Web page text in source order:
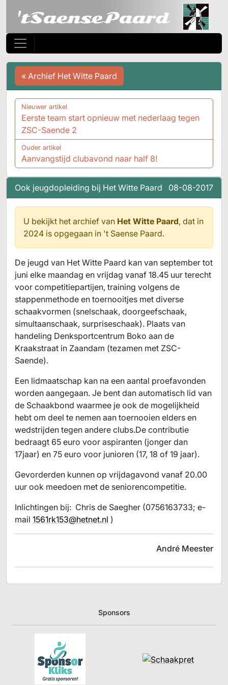
Ook jeugdopleiding bij Het Witte Paard 08-08-2017
U bekijkt het archief van Het Witte Paard, dat in
2024 is opgegaan in 't Saense Paard.
De jeugd van Het Witte Paard kan van september tot
juni elke maandag en vrijdag vanaf 18.45 uur terecht
voor competitiepartijen, training volgens de
stappenmethode en toernooitjes met diverse
schaakvormen (snelschaak, doorgeefschaak,
simultaanschaak, surpriseschaak). Plaats van
handeling Denksportcentrum Boko aan de
Kraakstraat in Zaandam (tezamen met ZSC-
Saende).
Een lidmaatschap kan na een aantal proefavonden
worden aangegaan. Je bent dan automatisch lid van
de Schaakbond waarmee je ook de mogelijkheid
hebt om deel te nemen aan toernooien elders en
wedstrijden tegen andere clubs.De contributie
bedraagt 65 euro voor aspiranten (jonger dan
17jaar) en 75 euro voor junioren (17, 18 of 19 jaar).
Gevorderden kunnen op vrijdagavond vanaf 20.00
uur ook meedoen met de seniorencompetitie.
Inlichtingen bij: Chris de Saegher (0756163733; e-
mail 1561rk153@hetnet.nl )
André Meester
« Archief Het Witte Paard
Nieuwer artikel
Eerste team start opnieuw met nederlaag tegen
ZSC-Saende 2
Ouder artikel
Aanvangstijd clubavond naar half 8!
Sponsors